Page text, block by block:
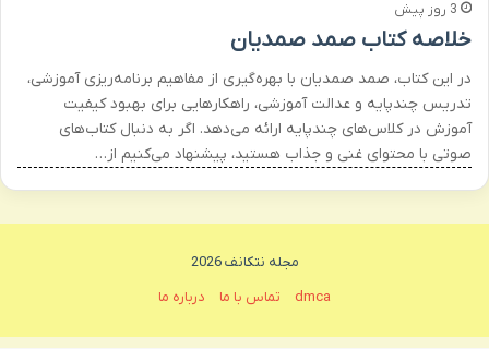
3 روز پیش
خلاصه کتاب صمد صمدیان
در این کتاب، صمد صمدیان با بهره‌گیری از مفاهیم برنامه‌ریزی آموزشی،
تدریس چندپایه و عدالت آموزشی، راهکارهایی برای بهبود کیفیت
آموزش در کلاس‌های چندپایه ارائه می‌دهد. اگر به دنبال کتاب‌های
صوتی با محتوای غنی و جذاب هستید، پیشنهاد می‌کنیم از…
مجله نتکانف 2026
dmca
تماس با ما درباره ما